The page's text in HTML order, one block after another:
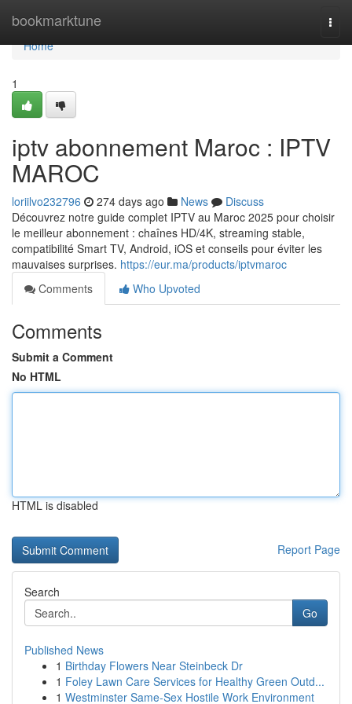
bookmarktune
Home
Home
1
iptv abonnement Maroc : IPTV
MAROC
loriilvo232796 274 days ago News
Discuss
Découvrez notre guide complet IPTV au Maroc 2025 pour choisir
le meilleur abonnement : chaînes HD/4K, streaming stable,
compatibilité Smart TV, Android, iOS et conseils pour éviter les
mauvaises surprises. https://eur.ma/products/iptvmaroc
Comments
Who Upvoted
Comments
Submit a Comment
No HTML
HTML is disabled
Report Page
Search
Go
Published News
1 Birthday Flowers Near Steinbeck Dr
1 Foley Lawn Care Services for Healthy Green Outd...
1 Westminster Same-Sex Hostile Work Environment